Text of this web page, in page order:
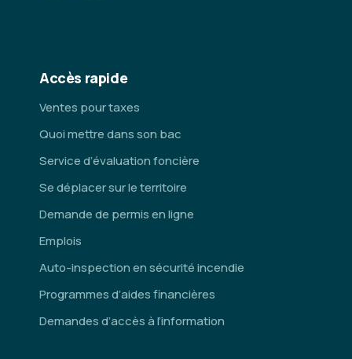
Accès rapide
Ventes pour taxes
Quoi mettre dans son bac
Service d’évaluation foncière
Se déplacer sur le territoire
Demande de permis en ligne
Emplois
Auto-inspection en sécurité incendie
Programmes d’aides financières
Demandes d’accès à l’information